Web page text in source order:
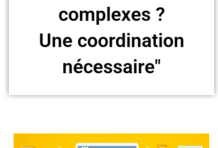
complexes ?
Une coordination
nécessaire"